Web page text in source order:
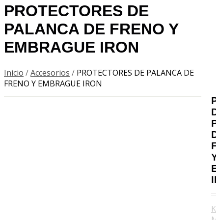
PROTECTORES DE
PALANCA DE FRENO Y
EMBRAGUE IRON
Inicio /Accesorios / PROTECTORES DE PALANCA DE
FRENO Y EMBRAGUE IRON
Y